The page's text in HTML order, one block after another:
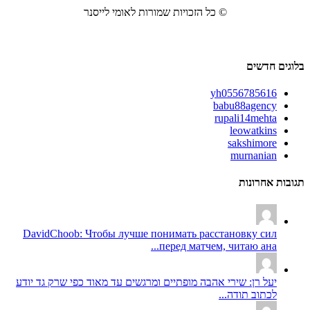
© כל הזכויות שמורות לאומי לייסנר
בלוגים חדשים
yh0556785616
babu88agency
rupali14mehta
leowatkins
sakshimore
murnanian
תגובות אחרונות
DavidChoob: Чтобы лучше понимать расстановку сил
перед матчем, читаю ана...
יעל רן: שירי אהבה מופתיים ומרגשים עד מאוד כפי שרק גד יודע
לכתוב תודה...